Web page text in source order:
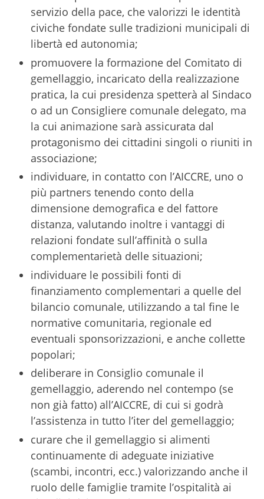
servizio della pace, che valorizzi le identità
civiche fondate sulle tradizioni municipali di
libertà ed autonomia;
promuovere la formazione del Comitato di
gemellaggio, incaricato della realizzazione
pratica, la cui presidenza spetterà al Sindaco
o ad un Consigliere comunale delegato, ma
la cui animazione sarà assicurata dal
protagonismo dei cittadini singoli o riuniti in
associazione;
individuare, in contatto con l’AICCRE, uno o
più partners tenendo conto della
dimensione demografica e del fattore
distanza, valutando inoltre i vantaggi di
relazioni fondate sull’affinità o sulla
complementarietà delle situazioni;
individuare le possibili fonti di
finanziamento complementari a quelle del
bilancio comunale, utilizzando a tal fine le
normative comunitaria, regionale ed
eventuali sponsorizzazioni, e anche collette
popolari;
deliberare in Consiglio comunale il
gemellaggio, aderendo nel contempo (se
non già fatto) all’AICCRE, di cui si godrà
l’assistenza in tutto l’iter del gemellaggio;
curare che il gemellaggio si alimenti
continuamente di adeguate iniziative
(scambi, incontri, ecc.) valorizzando anche il
ruolo delle famiglie tramite l’ospitalità ai